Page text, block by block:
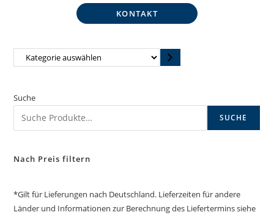
KONTAKT
Kategorie
Suche
SUCHE
Nach Preis filtern
*Gilt für Lieferungen nach Deutschland. Lieferzeiten für andere
Länder und Informationen zur Berechnung des Liefertermins siehe